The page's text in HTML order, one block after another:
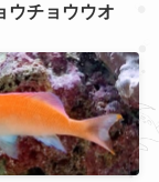
ウチョウウオ